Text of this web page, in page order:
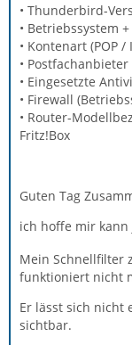
• Thunderbird-
• Betriebssystem
• Kontenart (POP /
• Postfachanbieter
• Eingesetzte
• Firewall
• Router-
Fritz!Box
Guten Tag
ich hoffe mir
Mein Schnellfilter
funktioniert nicht
Er lässt sich nicht
sichtbar.